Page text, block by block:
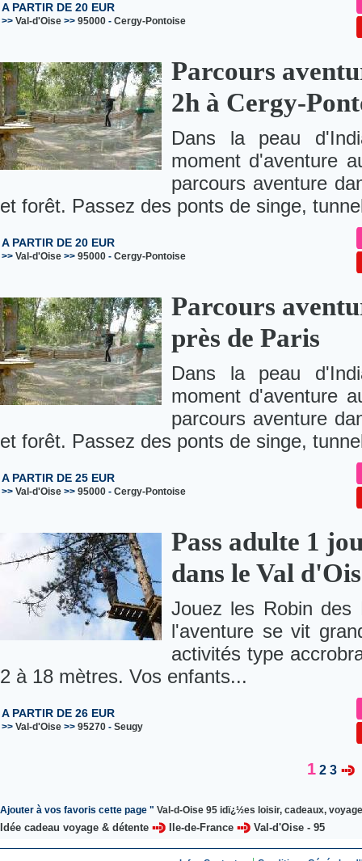
A PARTIR DE 20 EUR
>> Val-d'Oise >> 95000 - Cergy-Pontoise
Parcours
2h à Cergy-
Dans la peau
moment d'aventure
parcours aventure
et forêt. Passez des ponts de singe,
A PARTIR DE 20 EUR
>> Val-d'Oise >> 95000 - Cergy-Pontoise
Parcours
près de Paris
Dans la peau
moment d'aventure
parcours aventure
et forêt. Passez des ponts de singe,
A PARTIR DE 25 EUR
>> Val-d'Oise >> 95000 - Cergy-Pontoise
Pass adulte 1
dans le Val
Jouez les Robin
l'aventure se vit
activités type
2 à 18 mètres. Vos enfants...
A PARTIR DE 26 EUR
>> Val-d'Oise >> 95270 - Seugy
1 2 3
Ajouter à vos favoris cette page " Val-d-Oise 95 idï¿½es loisir, cadeaux,
Idée cadeau voyage & détente Ile-de-France Val-d'Oise - 95